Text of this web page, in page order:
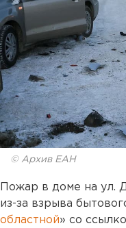
© Архив ЕАН
Пожар в доме на ул.
из-за взрыва
областной» со